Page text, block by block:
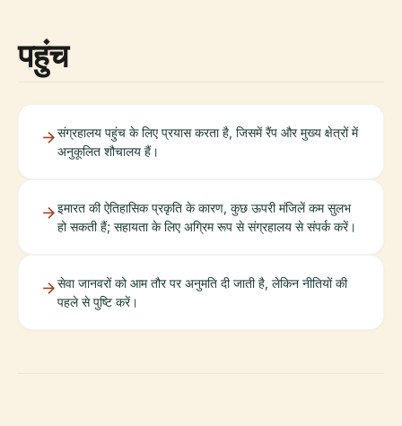
पहुंच
संग्रहालय पहुंच के लिए प्रयास करता है, जिसमें रैंप और मुख्य क्षेत्रों में
अनुकूलित शौचालय हैं।
इमारत की ऐतिहासिक प्रकृति के कारण, कुछ ऊपरी मंजिलें कम सुलभ
हो सकती हैं; सहायता के लिए अग्रिम रूप से संग्रहालय से संपर्क करें।
सेवा जानवरों को आम तौर पर अनुमति दी जाती है, लेकिन नीतियों की
पहले से पुष्टि करें।